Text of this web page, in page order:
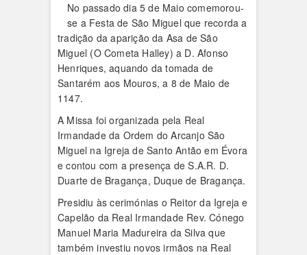
No passado dia 5 de Maio comemorou-
se a Festa de São Miguel que recorda a
tradição da aparição da Asa de São
Miguel (O Cometa Halley) a D. Afonso
Henriques, aquando da tomada de
Santarém aos Mouros, a 8 de Maio de
1147.
A Missa foi organizada pela Real
Irmandade da Ordem do Arcanjo São
Miguel na Igreja de Santo Antão em Évora
e contou com a presença de S.A.R. D.
Duarte de Bragança, Duque de Bragança.
Presidiu às cerimónias o Reitor da Igreja e
Capelão da Real Irmandade Rev. Cónego
Manuel Maria Madureira da Silva que
também investiu novos irmãos na Real